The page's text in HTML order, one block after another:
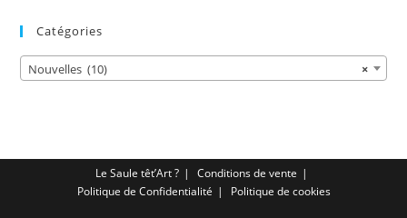
Catégories
×
Nouvelles (10)
Le Saule têt’Art ?
Conditions de vente
Politique de Confidentialité
Politique de cookies